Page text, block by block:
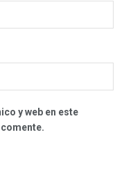
y web en este